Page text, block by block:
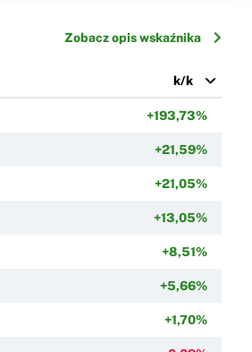
Zobacz opis wskaźnika
k/k
+193,73%
+21,59%
+21,05%
+13,05%
+8,51%
+5,66%
+1,70%